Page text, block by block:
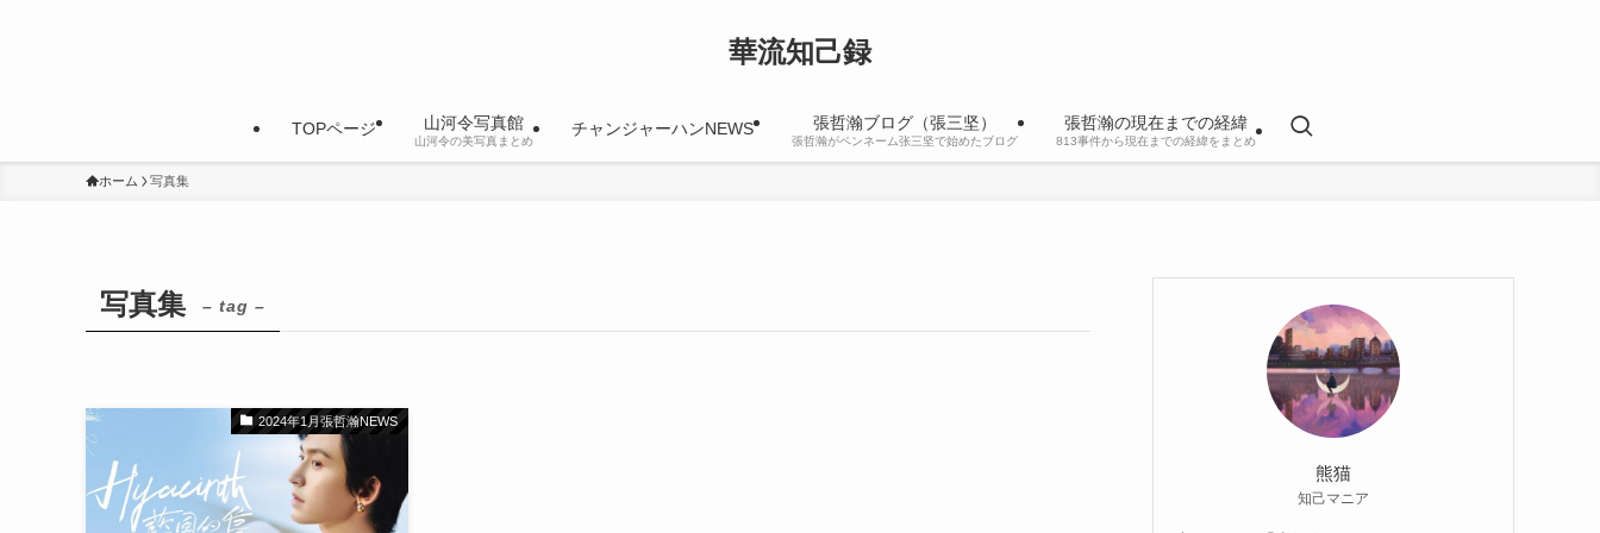
華流知己録
TOPページ 山河令写真館
山河令の美写真まとめ
チャンジャーハンNEWS 張哲瀚ブログ（張三坚）
張哲瀚がペンネーム张三坚で始めたブログ
張哲瀚の現在までの経緯
813事件から現在までの経緯をまとめ
ホーム 写真集
写真集 – tag –
2024年1月張哲瀚NEWS
熊猫
知己マニア